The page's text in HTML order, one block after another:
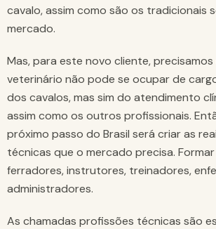
cavalo, assim como são os tradicionais
mercado.
Mas, para este novo cliente, precisamos
veterinário não pode se ocupar de
dos cavalos, mas sim do atendimento
assim como os outros profissionais.
próximo passo do Brasil será criar as
técnicas que o mercado precisa.
ferradores, instrutores, treinadores,
administradores.
As chamadas profissões técnicas são